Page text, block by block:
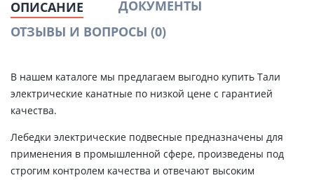
ОПИСАНИЕ
ДОКУМЕНТЫ
ОТЗЫВЫ И ВОПРОСЫ (0)
В нашем каталоге мы предлагаем выгодно купить Тали
электрические канатные по низкой цене с гарантией
качества.
Лебедки электрические подвесные предназначены для
применения в промышленной сфере, произведены под
строгим контролем качества и отвечают высоким